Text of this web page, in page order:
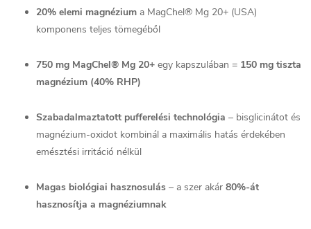
20% elemi magnézium a MagChel® Mg 20+ (USA)
komponens teljes tömegéből
750 mg MagChel® Mg 20+ egy kapszulában = 150 mg tiszta
magnézium (40% RHP)
Szabadalmaztatott pufferelési technológia – bisglicinátot és
magnézium-oxidot kombinál a maximális hatás érdekében
emésztési irritáció nélkül
Magas biológiai hasznosulás – a szer akár 80%-át
hasznosítja a magnéziumnak